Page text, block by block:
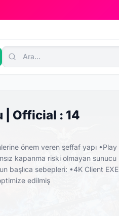
| Official : 14
önem veren şeffaf yapı •Play
kapanma riski olmayan sunucu
başlıca sebepleri: •4K Client EXE
edilmiş